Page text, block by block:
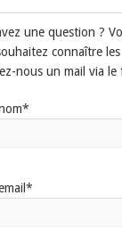
une question ?
connaître
nous un mail via